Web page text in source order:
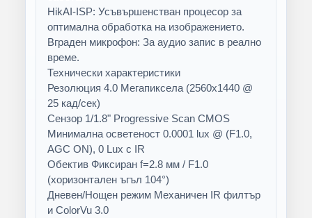
HikAI-ISP: Усъвършенстван процесор за
оптимална обработка на изображението.
Вграден микрофон: За аудио запис в реално
време.
Технически характеристики
Резолюция 4.0 Мегапиксела (2560x1440 @
25 кад/сек)
Сензор 1/1.8" Progressive Scan CMOS
Минимална осветеност 0.0001 lux @ (F1.0,
AGC ON), 0 Lux с IR
Обектив Фиксиран f=2.8 мм / F1.0
(хоризонтален ъгъл 104°)
Дневен/Нощен режим Механичен IR филтър
и ColorVu 3.0